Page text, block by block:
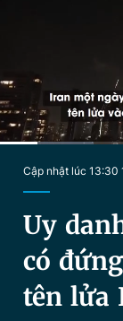
Chào ngày
Video
Sản phẩm khác
Tin đã xem
Đăng xuất
Cập nhật lúc 13:30
Uy
có
tên lửa